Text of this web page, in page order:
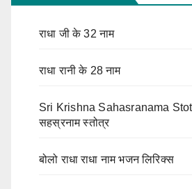
राधा जी के 32 नाम
राधा रानी के 28 नाम
Sri Krishna Sahasranama
सहस्रनाम स्तोत्र
बोलो राधा राधा नाम भजन लिरिक्स